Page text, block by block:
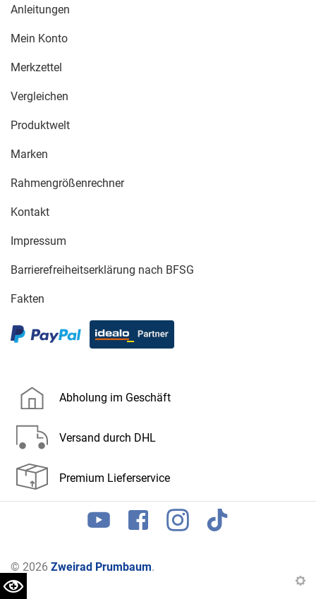
Anleitungen
Mein Konto
Merkzettel
Vergleichen
Produktwelt
Marken
Rahmengrößenrechner
Kontakt
Impressum
Barrierefreiheitserklärung nach BFSG
Fakten
Abholung im Geschäft
Versand durch DHL
Premium Lieferservice
© 2026 Zweirad Prumbaum.